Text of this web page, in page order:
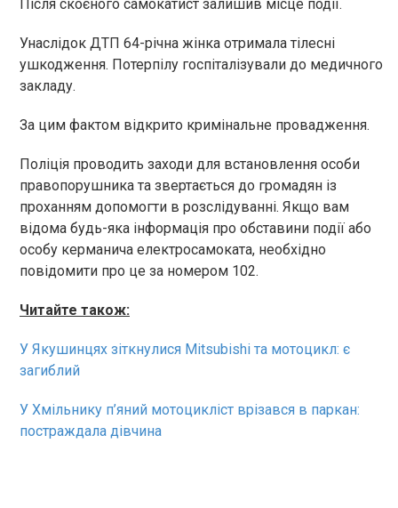
Після скоєного самокатист залишив місце події.
Унаслідок ДТП 64-річна жінка отримала тілесні
ушкодження. Потерпілу госпіталізували до медичного
закладу.
За цим фактом відкрито кримінальне провадження.
Поліція проводить заходи для встановлення особи
правопорушника та звертається до громадян із
проханням допомогти в розслідуванні. Якщо вам
відома будь-яка інформація про обставини події або
особу керманича електросамоката, необхідно
повідомити про це за номером 102.
Читайте також:
У Якушинцях зіткнулися Mitsubishi та мотоцикл: є
загиблий
У Хмільнику п’яний мотоцикліст врізався в паркан:
постраждала дівчина